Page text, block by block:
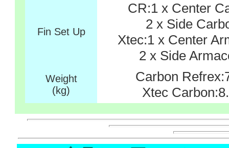
Fin Set Up
CR:1 x Center
2 x Side
Xtec:1 x Center
2 x Side
Weight
(kg)
Carbon
Xtec